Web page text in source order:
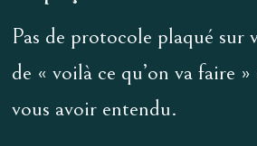
Pas de protocole plaqué sur
de « voilà ce qu’on va faire
vous avoir entendu.